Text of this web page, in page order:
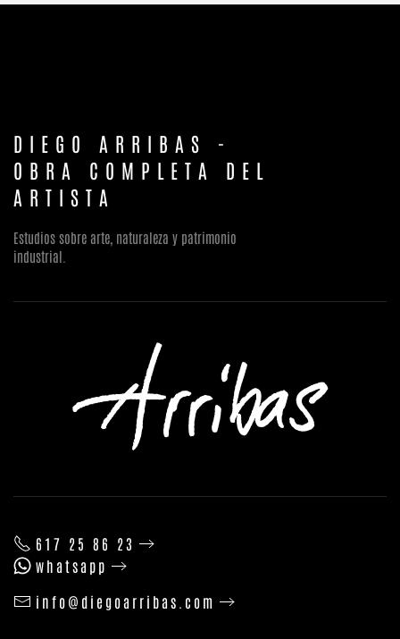
DIEGO ARRIBAS -
OBRA COMPLETA DEL
ARTISTA
Estudios sobre arte, naturaleza y patrimonio
industrial.
617 25 86 23
whatsapp
info@diegoarribas.com